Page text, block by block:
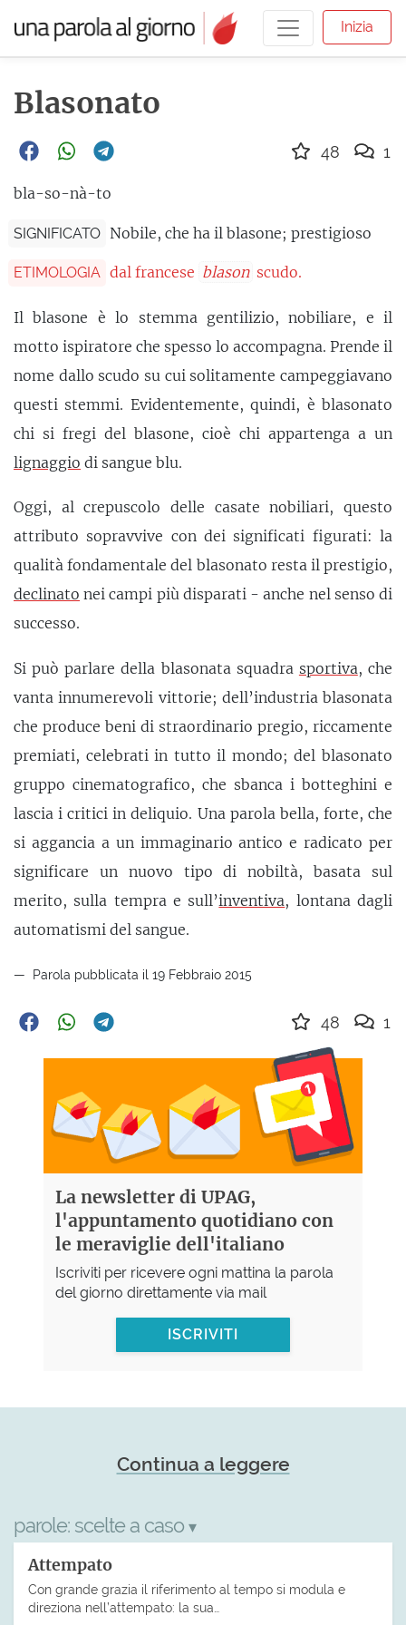
Inizia
Blasonato
bla-so-nà-to
SIGNIFICATO Nobile, che ha il blasone; prestigioso
ETIMOLOGIA dal francese blason scudo.
Il blasone è lo stemma gentilizio, nobiliare, e il
motto ispiratore che spesso lo accompagna. Prende il
nome dallo scudo su cui solitamente campeggiavano
questi stemmi. Evidentemente, quindi, è blasonato
chi si fregi del blasone, cioè chi appartenga a un
lignaggio di sangue blu.
Oggi, al crepuscolo delle casate nobiliari, questo
attributo sopravvive con dei significati figurati: la
qualità fondamentale del blasonato resta il prestigio,
declinato nei campi più disparati - anche nel senso di
successo.
Si può parlare della blasonata squadra sportiva, che
vanta innumerevoli vittorie; dell’industria blasonata
che produce beni di straordinario pregio, riccamente
premiati, celebrati in tutto il mondo; del blasonato
gruppo cinematografico, che sbanca i botteghini e
lascia i critici in deliquio. Una parola bella, forte, che
si aggancia a un immaginario antico e radicato per
significare un nuovo tipo di nobiltà, basata sul
merito, sulla tempra e sull’inventiva, lontana dagli
automatismi del sangue.
Parola pubblicata il 19 Febbraio 2015
48 1
48 1
La newsletter di UPAG,
l'appuntamento quotidiano con
le meraviglie dell'italiano
Iscriviti per ricevere ogni mattina la parola
del giorno direttamente via mail
ISCRIVITI
Continua a leggere
parole: scelte a caso ▾
Attempato
Con grande grazia il riferimento al tempo si modula e
direziona nell’attempato: la sua…